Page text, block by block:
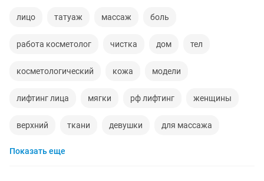
лицо татуаж массаж боль
работа косметолог чистка дом тел
косметологический кожа модели
лифтинг лица мягки рф лифтинг женщины
верхний ткани девушки для массажа
акция курсы 1
Показать еще